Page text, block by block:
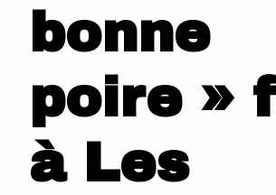
bonne
poire »
à Les